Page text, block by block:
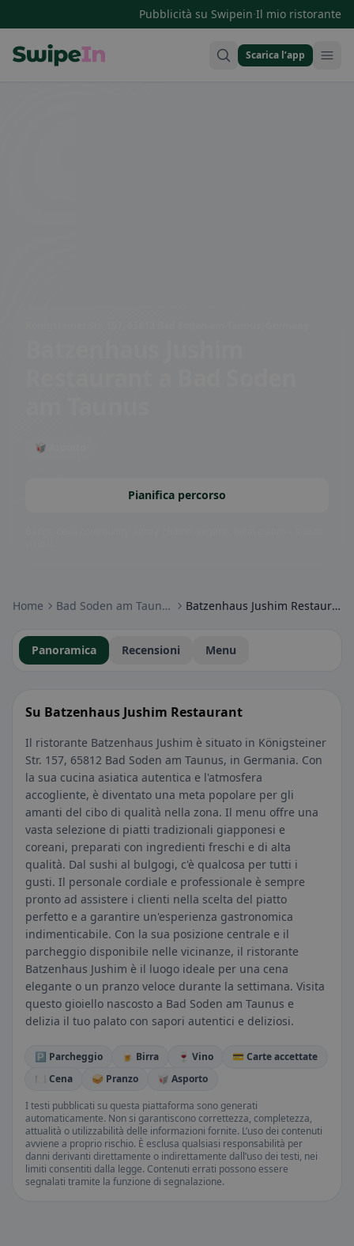
Pubblicità su Swipein·Il mio ristorante
Scarica l’app
🥡 Asporto
Pianifica percorso
Home Bad Soden am Taunus Batzenhaus Jushim Restaurant
Panoramica Recensioni Menu
Su Batzenhaus Jushim Restaurant
Il ristorante Batzenhaus Jushim è situato in Königsteiner
Str. 157, 65812 Bad Soden am Taunus, in Germania. Con
la sua cucina asiatica autentica e l'atmosfera
accogliente, è diventato una meta popolare per gli
amanti del cibo di qualità nella zona. Il menu offre una
vasta selezione di piatti tradizionali giapponesi e
coreani, preparati con ingredienti freschi e di alta
qualità. Dal sushi al bulgogi, c'è qualcosa per tutti i
gusti. Il personale cordiale e professionale è sempre
pronto ad assistere i clienti nella scelta del piatto
perfetto e a garantire un'esperienza gastronomica
indimenticabile. Con la sua posizione centrale e il
parcheggio disponibile nelle vicinanze, il ristorante
Batzenhaus Jushim è il luogo ideale per una cena
elegante o un pranzo veloce durante la settimana. Visita
questo gioiello nascosto a Bad Soden am Taunus e
delizia il tuo palato con sapori autentici e deliziosi.
🅿️ Parcheggio 🍺 Birra 🍷 Vino
💳 Carte accettate
🍽️ Cena
🥪 Pranzo
🥡 Asporto
I testi pubblicati su questa piattaforma sono generati
automaticamente. Non si garantiscono correttezza, completezza,
attualità o utilizzabilità delle informazioni fornite. L’uso dei contenuti
avviene a proprio rischio. È esclusa qualsiasi responsabilità per
danni derivanti direttamente o indirettamente dall’uso dei testi, nei
limiti consentiti dalla legge. Contenuti errati possono essere
segnalati tramite la funzione di segnalazione.